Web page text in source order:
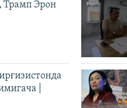
Трамп Эрон
|